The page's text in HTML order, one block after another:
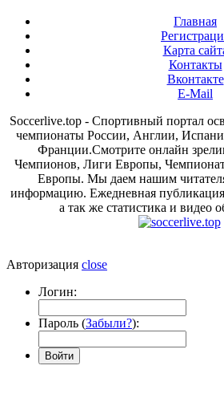
Главная
Карта
Контакты
Вконтакте
E-Mail
Soccerlive.top - Спортивный портал
чемпионаты России, Англии,
Франции.Смотрите онлайн
Чемпионов, Лиги Европы,
Европы. Мы даем нашим
информацию. Ежедневная
а так же статистика и видео
Авторизация close
Логин:
Пароль (Забыли?):
Войти